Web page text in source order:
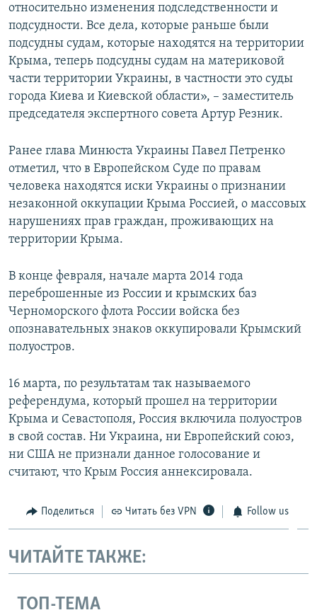
относительно изменения подследственности и
подсудности. Все дела, которые раньше были
подсудны судам, которые находятся на территории
Крыма, теперь подсудны судам на материковой
части территории Украины, в частности это суды
города Киева и Киевской области», – заместитель
председателя экспертного совета Артур Резник.
Ранее глава Минюста Украины Павел Петренко
отметил, что в Европейском Суде по правам
человека находятся иски Украины о признании
незаконной оккупации Крыма Россией, о массовых
нарушениях прав граждан, проживающих на
территории Крыма.
В конце февраля, начале марта 2014 года
переброшенные из России и крымских баз
Черноморского флота России войска без
опознавательных знаков оккупировали Крымский
полуостров.
16 марта, по результатам так называемого
референдума, который прошел на территории
Крыма и Севастополя, Россия включила полуостров
в свой состав. Ни Украина, ни Европейский союз,
ни США не признали данное голосование и
считают, что Крым Россия аннексировала.
Поделиться Читать без VPN Follow us
ЧИТАЙТЕ ТАКЖЕ:
ТОП-ТЕМА